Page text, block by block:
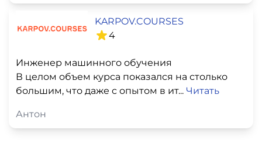
KARPOV.COURSES
4
Инженер машинного обучения
В целом объем курса показался на столько
большим, что даже с опытом в ит... Читать
Антон